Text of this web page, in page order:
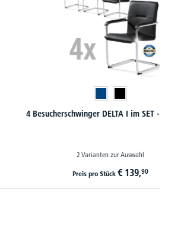
DELTA I im SET - Echtleder
2 Varianten zur Auswahl
139,90